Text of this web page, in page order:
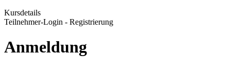
Kursdetails
Teilnehmer-Login - Registrierung
Anmeldung